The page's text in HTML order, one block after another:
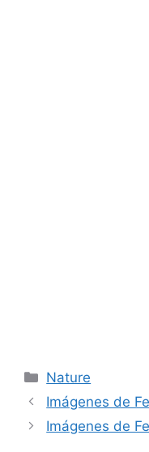
Categories
Nature
Imágenes de
Imágenes de